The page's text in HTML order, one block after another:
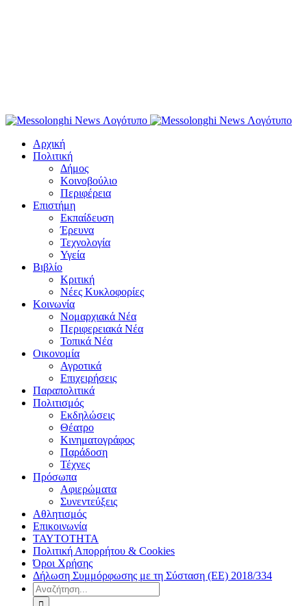
Αρχική
Πολιτική
Δήμος
Κοινοβούλιο
Περιφέρεια
Επιστήμη
Εκπαίδευση
Έρευνα
Τεχνολογία
Υγεία
Βιβλίο
Κριτική
Νέες Κυκλοφορίες
Κοινωνία
Νομαρχιακά Νέα
Περιφερειακά Νέα
Τοπικά Νέα
Οικονομία
Αγροτικά
Επιχειρήσεις
Παραπολιτικά
Πολιτισμός
Εκδηλώσεις
Θέατρο
Κινηματογράφος
Παράδοση
Τέχνες
Πρόσωπα
Αφιερώματα
Συνεντεύξεις
Αθλητισμός
Επικοινωνία
ΤΑΥΤΟΤΗΤΑ
Πολιτική Απορρήτου & Cookies
Όροι Χρήσης
Δήλωση Συμμόρφωσης με τη Σύσταση (ΕΕ) 2018/334
Αναζήτηση
για: